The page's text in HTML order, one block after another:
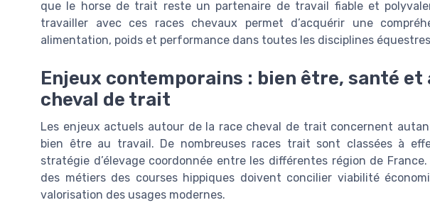
que le horse de trait reste un partenaire de travail fiable et
travailler avec ces races chevaux permet d’acquérir une
alimentation, poids et performance dans toutes les disciplines
Enjeux contemporains : bien être, santé et
cheval de trait
Les enjeux actuels autour de la race cheval de trait concernent
bien être au travail. De nombreuses races trait sont classées à
stratégie d’élevage coordonnée entre les différentes région de
des métiers des courses hippiques doivent concilier viabilité
valorisation des usages modernes.